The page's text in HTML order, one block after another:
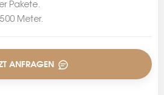
Pakete.
Meter.
ANFRAGEN